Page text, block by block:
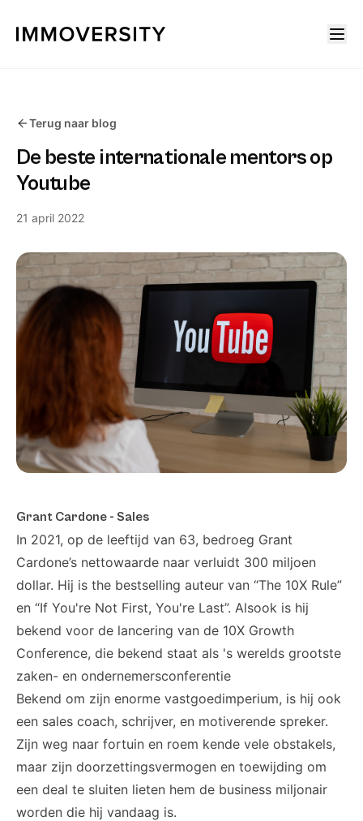
Terug naar blog
De beste internationale mentors op
Youtube
21 april 2022
Grant Cardone - Sales
In 2021, op de leeftijd van 63, bedroeg Grant
Cardone’s nettowaarde naar verluidt 300 miljoen
dollar. Hij is the bestselling auteur van “The 10X Rule”
en “If You're Not First, You're Last”. Alsook is hij
bekend voor de lancering van de 10X Growth
Conference, die bekend staat als 's werelds grootste
zaken- en ondernemersconferentie
Bekend om zijn enorme vastgoedimperium, is hij ook
een sales coach, schrijver, en motiverende spreker.
Zijn weg naar fortuin en roem kende vele obstakels,
maar zijn doorzettingsvermogen en toewijding om
een deal te sluiten lieten hem de business miljonair
worden die hij vandaag is.